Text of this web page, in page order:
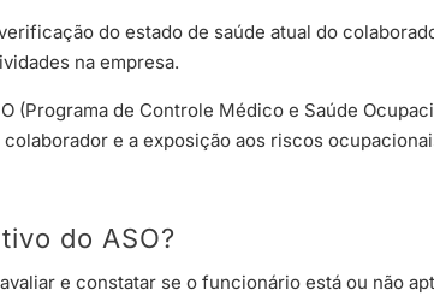
do estado de saúde atual do
na empresa.
(Programa de Controle Médico e Saúde
e a exposição aos riscos
do ASO?
e constatar se o funcionário está ou não